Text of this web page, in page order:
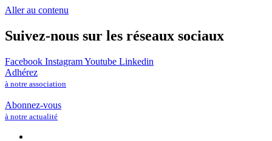
Aller au contenu
Suivez-nous sur les réseaux sociaux
Facebook InstagramYoutube Linkedin
Adhérez
à notre association
Abonnez-vous
à notre actualité